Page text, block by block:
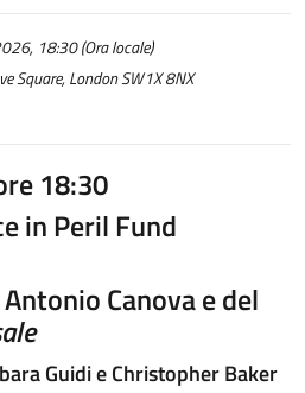
18:30 (Ora locale)
Square, London SW1X 8NX
18:30
in Peril Fund
Canova e del
Guidi e Christopher Baker